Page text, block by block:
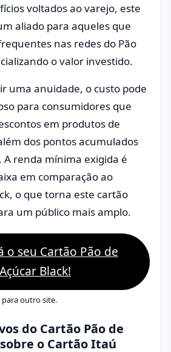
voltados ao varejo, este
aliado para aqueles que
nas redes do Pão
o valor investido.
uma anuidade, o custo pode
para consumidores que
em produtos de
dos pontos acumulados
A renda mínima exigida é
em comparação ao
o que torna este cartão
um público mais amplo.
o seu Cartão Pão de
Açúcar Black!
para outro site.
do Cartão Pão de
o Cartão Itaú